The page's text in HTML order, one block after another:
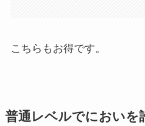
こちらもお得です。
普通レベルでにおいを